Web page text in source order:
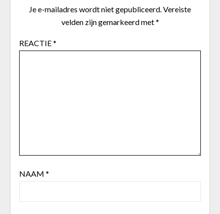
Je e-mailadres wordt niet gepubliceerd.Vereiste
velden zijn gemarkeerd met*
REACTIE*
NAAM *